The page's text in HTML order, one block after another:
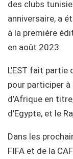
des clubs
anniversaire, a
à la première
en août 2023.
L’EST fait
pour participer
d’Afrique en
d’Egypte, et le
Dans les
FIFA et de la